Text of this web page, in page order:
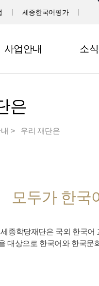
세종한국어평가
사업안내 소
은
우리 재단은
모두가 한국
세종학당재단은 국외 한국어
대상으로 한국어와 한국문